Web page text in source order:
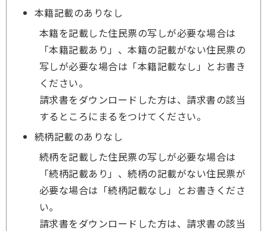
本籍記載のありなし
本籍を記載した住民票の写しが必要な場合は
「本籍記載あり」、本籍の記載がない住民票の
写しが必要な場合は「本籍記載なし」とお書き
ください。
請求書をダウンロードした方は、請求書の該当
するところにまるをつけてください。
続柄記載のありなし
続柄を記載した住民票の写しが必要な場合は
「続柄記載あり」、続柄の記載がない住民票が
必要な場合は「続柄記載なし」とお書きくださ
い。
請求書をダウンロードした方は、請求書の該当